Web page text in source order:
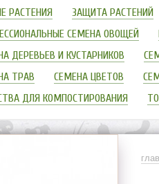
РАСТЕНИЯ
ЗАЩИТА РАСТЕНИЙ
СЕМЕНА ОВОЩЕЙ
ДЕРЕВЬЕВ И КУСТАРНИКОВ
ТРАВ
СЕМЕНА ЦВЕТОВ
ДЛЯ КОМПОСТИРОВАНИЯ